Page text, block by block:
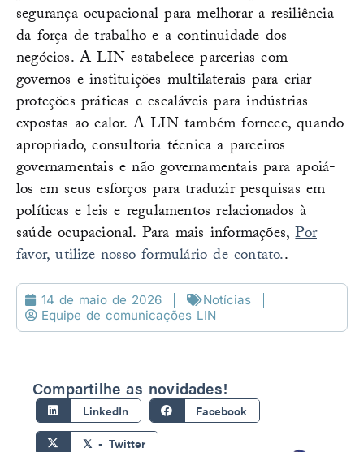
segurança ocupacional para melhorar a resiliência
da força de trabalho e a continuidade dos
negócios. A LIN estabelece parcerias com
governos e instituições multilaterais para criar
proteções práticas e escaláveis para indústrias
expostas ao calor. A LIN também fornece, quando
apropriado, consultoria técnica a parceiros
governamentais e não governamentais para apoiá-
los em seus esforços para traduzir pesquisas em
políticas e leis e regulamentos relacionados à
saúde ocupacional. Para mais informações,Por
favor, utilize nosso formulário de contato..
14 de maio de 2026
Notícias
Equipe de comunicações LIN
Compartilhe as novidades!
LinkedIn Facebook
𝕏 - Twitter